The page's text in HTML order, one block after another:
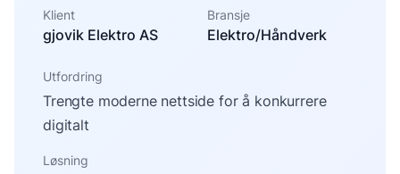
Klient
gjovik Elektro AS
Bransje
Elektro/Håndverk
Utfordring
Trengte moderne nettside for å konkurrere
digitalt
Løsning